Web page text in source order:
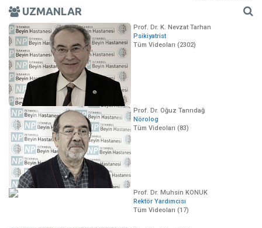
UZMANLAR
Prof. Dr. K. Nevzat Tarhan
Psikiyatrist
Tüm Videoları (2302)
Prof. Dr. Oğuz Tanrıdağ
Nörolog
Tüm Videoları (83)
Prof. Dr. Muhsin KONUK
Rektör Yardımcısı
Tüm Videoları (17)